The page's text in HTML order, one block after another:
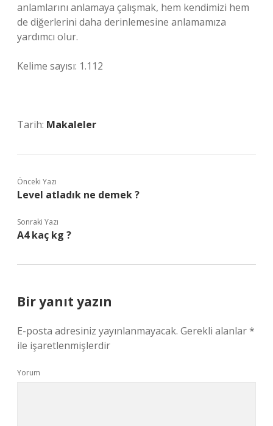
anlamlarını anlamaya çalışmak, hem kendimizi hem
de diğerlerini daha derinlemesine anlamamıza
yardımcı olur.
Kelime sayısı: 1.112
Tarih: Makaleler
Önceki Yazı
Level atladık ne demek ?
Sonraki Yazı
A4 kaç kg ?
Bir yanıt yazın
E-posta adresiniz yayınlanmayacak. Gerekli alanlar*
ile işaretlenmişlerdir
Yorum